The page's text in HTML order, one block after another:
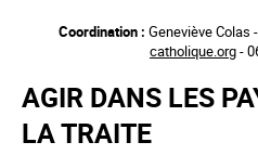
principal
Coordination : Geneviève Colas -
catholique.org-
AGIR DANS LES
LA TRAITE